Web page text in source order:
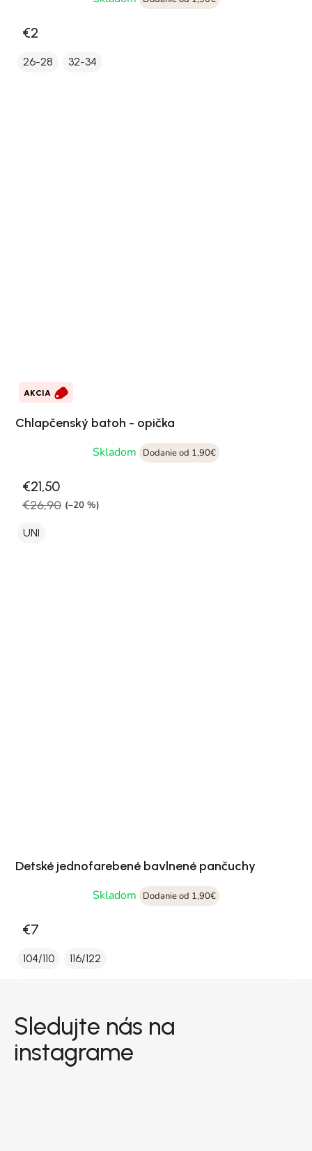
€2
26-28 32-34
AKCIA
Chlapčenský batoh - opička
Skladom
Dodanie od 1,90€
€21,50
€26,90 (–20 %)
UNI
Detské jednofarebené bavlnené pančuchy
Skladom
Dodanie od 1,90€
€7
104/110 116/122
Sledujte nás na
instagrame